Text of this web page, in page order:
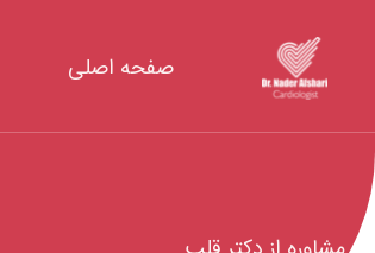
محتوا
صفحه اصلی